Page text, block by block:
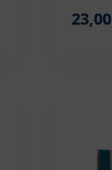
23,00